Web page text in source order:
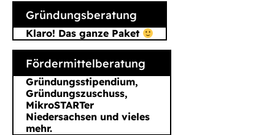
Gründungsberatung
Klaro! Das ganze Paket
Fördermittelberatung
Gründungsstipendium,
Gründungszuschuss,
MikroSTARTer
Niedersachsen und vieles
mehr.